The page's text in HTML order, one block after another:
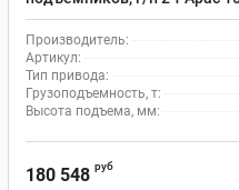
Производитель:
Артикул:
Тип привода:
Грузоподъемность, т:
Высота подъема, мм:
180 548 руб